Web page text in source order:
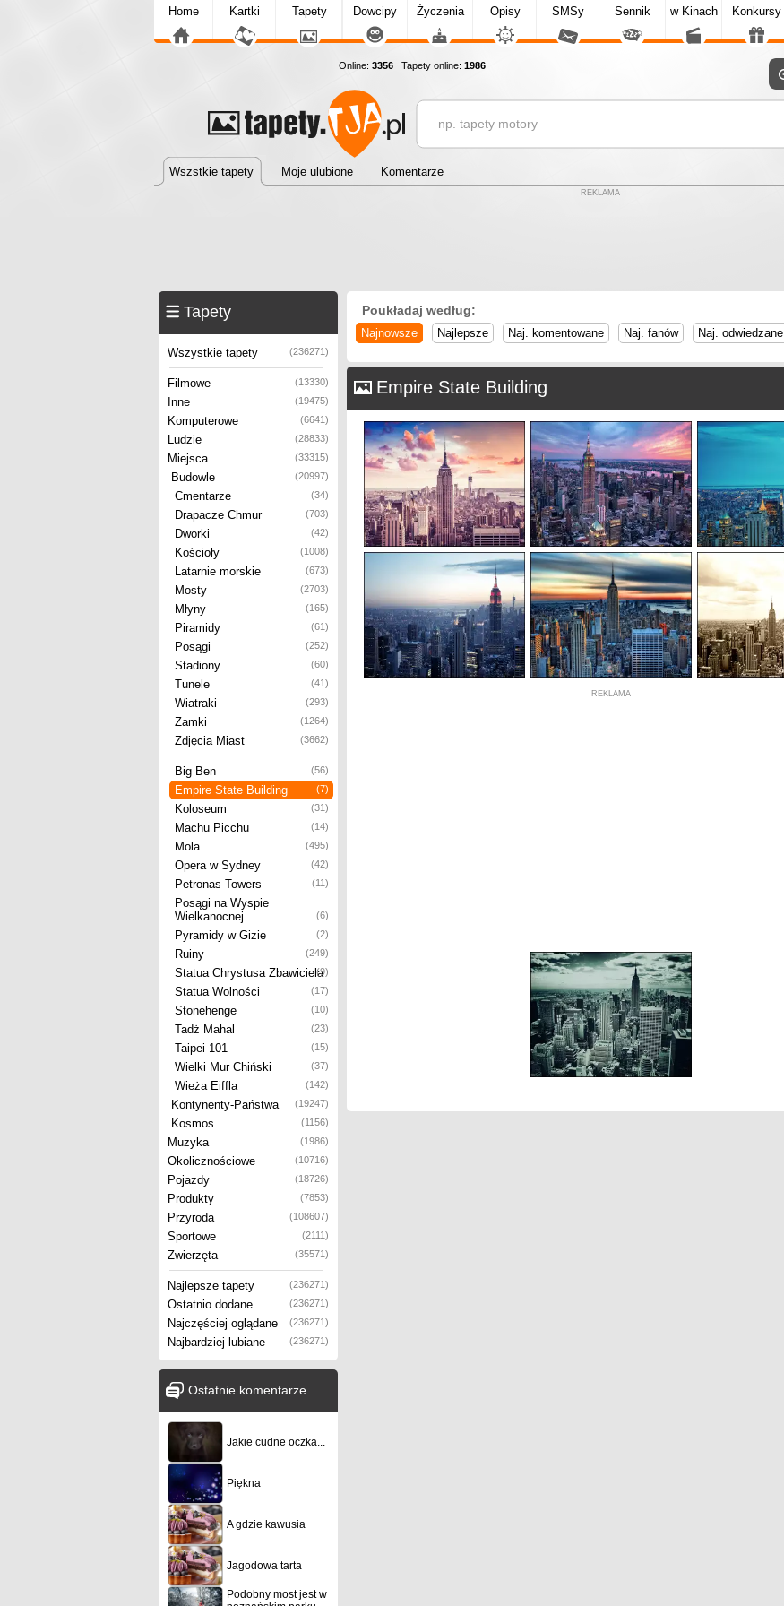
Home Kartki Tapety Dowcipy Życzenia Opisy SMSy Sennik w Kinach Konkursy
Online: 3356 Tapety online: 1986
Wszstkie tapety Moje ulubione Komentarze
REKLAMA
Tapety
Wszystkie tapety (236271)
Filmowe (13330)
Inne (19475)
Komputerowe (6641)
Ludzie (28833)
Miejsca (33315)
Budowle (20997)
Cmentarze (34)
Drapacze Chmur (703)
Dworki (42)
Kościoły (1008)
Latarnie morskie (673)
Mosty (2703)
Młyny (165)
Piramidy (61)
Posągi (252)
Stadiony (60)
Tunele (41)
Wiatraki (293)
Zamki (1264)
Zdjęcia Miast (3662)
Big Ben (56)
Empire State Building (7)
Koloseum (31)
Machu Picchu (14)
Mola (495)
Opera w Sydney (42)
Petronas Towers (11)
Posągi na Wyspie
Wielkanocnej
(6)
Pyramidy w Gizie (2)
Ruiny (249)
Statua Chrystusa Zbawiciela(9)
Statua Wolności (17)
Stonehenge (10)
Tadż Mahal (23)
Taipei 101 (15)
Wielki Mur Chiński (37)
Wieża Eiffla (142)
Kontynenty-Państwa (19247)
Kosmos (1156)
Muzyka (1986)
Okolicznościowe (10716)
Pojazdy (18726)
Produkty (7853)
Przyroda (108607)
Sportowe (2111)
Zwierzęta (35571)
Najlepsze tapety (236271)
Ostatnio dodane (236271)
Najczęściej oglądane (236271)
Najbardziej lubiane (236271)
Ostatnie komentarze
Jakie cudne oczka...
Piękna
A gdzie kawusia
Jagodowa tarta
Podobny most jest w
Poukładaj według:
Najnowsze Najlepsze Naj. komentowane Naj. fanów Naj. odwiedzane
Empire State Building
REKLAMA